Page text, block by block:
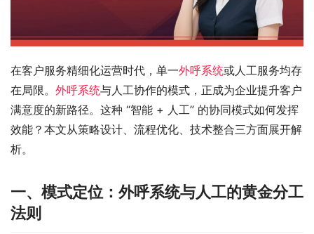
在客户服务精细化运营时代，单一外呼系统或人工服务均存
在局限。 外呼系统与人工协作的模式，正成为企业提升客户
满意度的新路径。这种 “智能 + 人工” 的协同模式如何发挥
效能？本文从策略设计、流程优化、技术整合三方面展开解
析。
一、模式定位：外呼系统与人工的黄金分工
法则